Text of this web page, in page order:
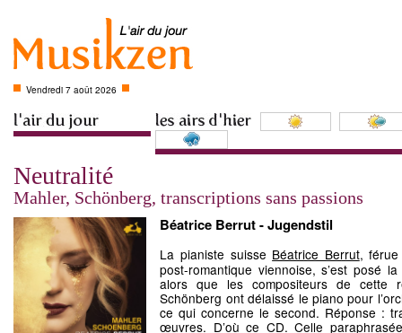
Vendredi 7 août 2026
Neutralité
Mahler, Schönberg, transcriptions sans passions
Béatrice Berrut - Jugendstil
La pianiste suisse Béatrice Berrut,
post-romantique viennoise, s’est posé
alors que les compositeurs de cette
Schönberg ont délaissé le piano pour
ce qui concerne le second. Réponse :
œuvres. D’où ce CD. Celle